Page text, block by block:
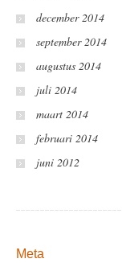
december 2014
september 2014
augustus 2014
juli 2014
maart 2014
februari 2014
juni 2012
Meta